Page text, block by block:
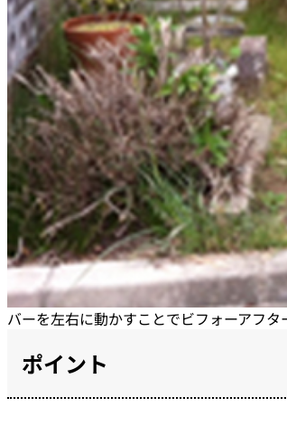
バーを左右に動かすことでビフォーアフタ
ポイント